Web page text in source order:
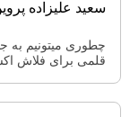
سعید علیزاده
چطوری میتونیم به
قلمی برای فلاش